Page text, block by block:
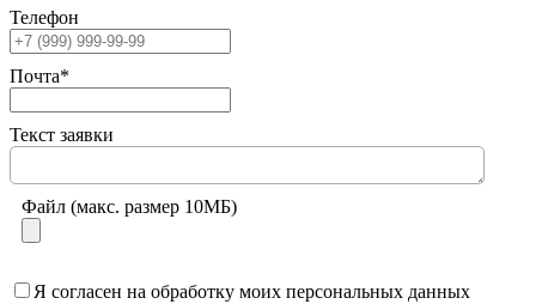
Телефон
Почта*
Текст заявки
Файл (макс. размер 10МБ)
Я согласен на обработку моих персональных данных